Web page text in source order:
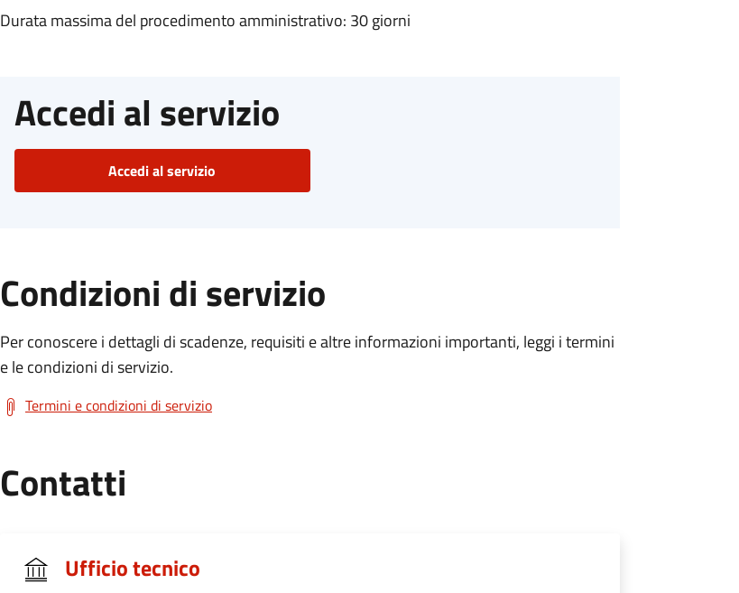
Durata massima del procedimento amministrativo: 30 giorni
Accedi al servizio
Accedi al servizio
Condizioni di servizio
Per conoscere i dettagli di scadenze, requisiti e altre informazioni importanti, leggi i termini
e le condizioni di servizio.
Termini e condizioni di servizio
Contatti
Ufficio tecnico